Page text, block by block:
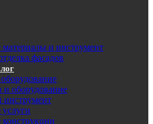
и инструмент
фасадов
оборудование
инструмент